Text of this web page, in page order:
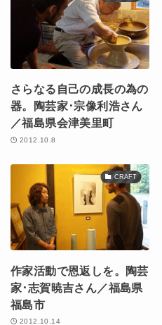
さらなる自己の成長の為の
器。陶芸家･宗像利浩さん
／福島県会津美里町
2012.10.8
CRAFT
作家活動で恩返しを。陶芸
家･志賀暁吉さん／福島県
福島市
2012.10.14